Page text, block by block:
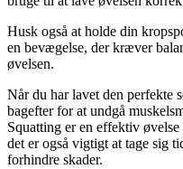
Husk også at holde din
en bevægelse, der kræver
øvelsen.
Når du har lavet den perfekte
bagefter for at undgå
Squatting er en effektiv
det er også vigtigt at tage sig
forhindre skader.